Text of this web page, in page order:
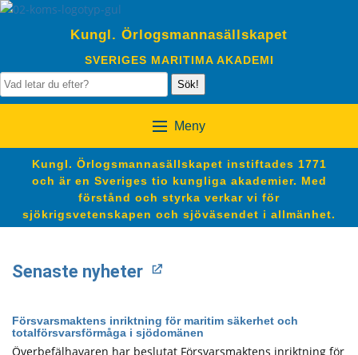
Kungl. Örlogsmannasällskapet
SVERIGES MARITIMA AKADEMI
Sök!
Meny
Kungl. Örlogsmannasällskapet instiftades 1771
och är en Sveriges tio kungliga akademier. Med
förstånd och styrka verkar vi för
sjökrigsvetenskapen och sjöväsendet i allmänhet.
Senaste nyheter
Försvarsmaktens inriktning för maritim säkerhet och
totalförsvarsförmåga i sjödomänen
Överbefälhavaren har beslutat Försvarsmaktens inriktning för